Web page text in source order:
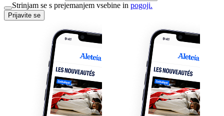
Strinjam se s prejemanjem vsebine in pogoji.
Prijavite se